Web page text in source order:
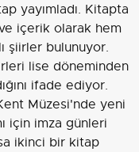
yayımladı. Kitapta
içerik olarak hem
şiirler bulunuyor.
lise döneminden
ifade ediyor.
Müzesi'nde yeni
için imza günleri
ikinci bir kitap